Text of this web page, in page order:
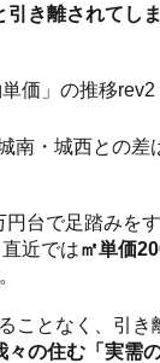
き離されてし
・城西との差
台で足踏みを
近では㎡単価
ことなく、引き
々の住む「実需